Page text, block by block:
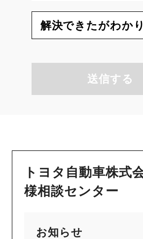
解決できたがわか
送信する
トヨタ自動車株式
様相談センター
お知らせ